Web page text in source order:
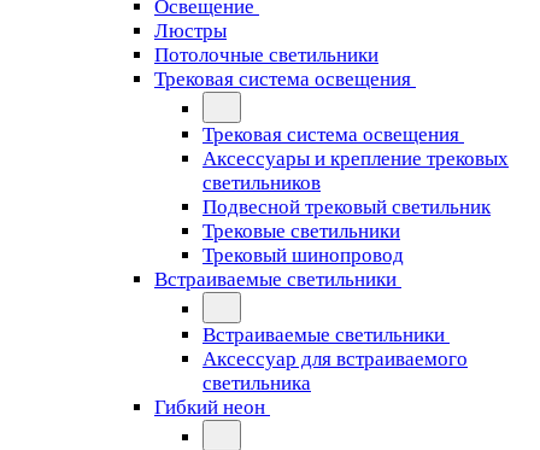
Освещение
Люстры
Потолочные светильники
Трековая система освещения
Трековая система освещения
Аксессуары и крепление трековых
светильников
Подвесной трековый светильник
Трековые светильники
Трековый шинопровод
Встраиваемые светильники
Встраиваемые светильники
Аксессуар для встраиваемого
светильника
Гибкий неон